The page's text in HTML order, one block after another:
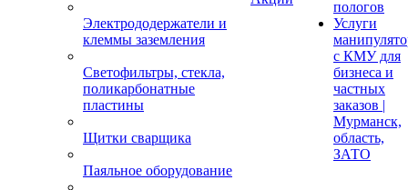
Электрододержатели и
клеммы заземления
Светофильтры, стекла,
поликарбонатные
пластины
Щитки сварщика
Паяльное оборудование
пологов
Услуги
с КМУ для
бизнеса и
частных
заказов |
Мурманск,
область,
ЗАТО